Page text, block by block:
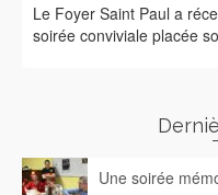
Le Foyer Saint Paul a
soirée conviviale placée
Une soirée